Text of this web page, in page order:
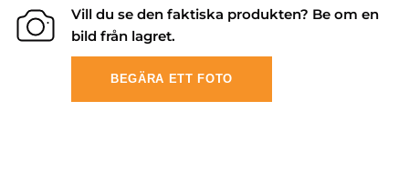
Vill du se den faktiska produkten? Be om en
bild från lagret.
BEGÄRA ETT FOTO